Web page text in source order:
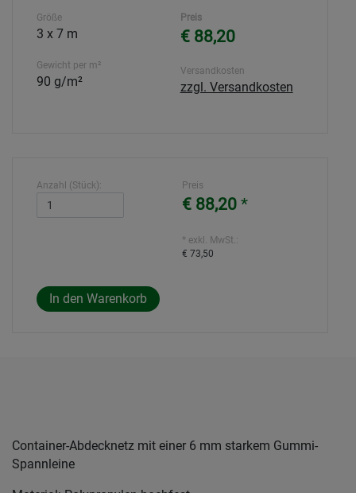
Größe
3 x 7 m
Gewicht per m²
90 g/m²
Preis
€ 88,20
Versandkosten
zzgl. Versandkosten
Anzahl (Stück): Preis
€ 88,20 *
* exkl. MwSt.:
€ 73,50
Container-Abdecknetz mit einer 6 mm starkem Gummi-
Spannleine